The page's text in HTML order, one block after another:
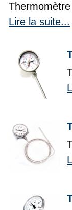
Thermomètre
Lire la suite...